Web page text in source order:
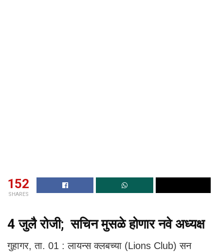
152
SHARES
4 जुलै रोजी; सचिन मुसळे होणार नवे अध्यक्ष
गुहागर, ता. 01 : लायन्स क्लबच्या (Lions Club) सन